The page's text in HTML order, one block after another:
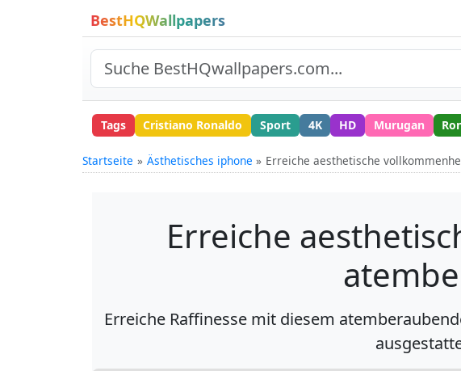
BestHQWallpapers
Tags Cristiano Ronaldo Sport 4K HD Murugan
Startseite Ästhetisches iphone Erreiche aesthetische
Erreiche
Erreiche Raffinesse mit diesem